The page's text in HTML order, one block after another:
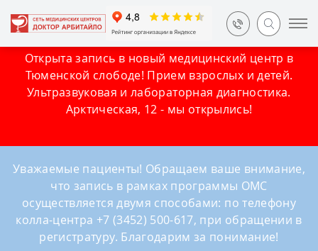
Открыта запись в новый медицинский центр в
Тюменской слободе! Прием взрослых и детей.
Ультразвуковая и лабораторная диагностика.
Арктическая, 12 - мы открылись!
Уважаемые пациенты! Обращаем ваше внимание,
что запись в рамках программы ОМС
осуществляется двумя способами: по телефону
колла-центра +7 (3452) 500-617, при обращении в
регистратуру. Благодарим за понимание!